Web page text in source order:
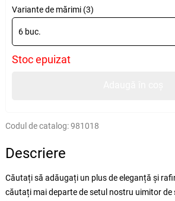
Variante de mărimi (3)
6 buc.
Stoc epuizat
Codul de catalog:981018
Descriere
Căutați să adăugați un plus de eleganță și
căutați mai departe de setul nostru uimitor de